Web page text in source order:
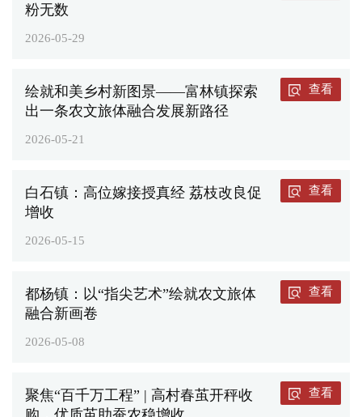
粉无数
2026-05-29
绘就和美乡村新图景——富林镇探索
出一条农文旅体融合发展新路径
2026-05-21
查看
白石镇：高位嫁接授真经 荔枝改良促
增收
2026-05-15
查看
都杨镇：以“指尖艺术”绘就农文旅体
融合新画卷
2026-05-08
查看
聚焦“百千万工程” | 高村春茧开秤收
查看